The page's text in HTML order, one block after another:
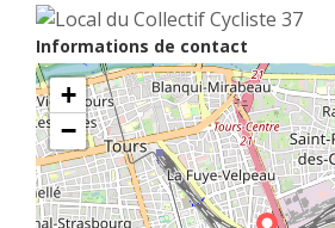
Informations de contact
+
−